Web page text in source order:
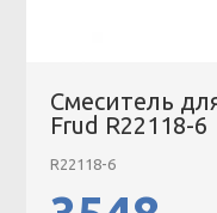
Смеситель
Frud R22118-6
R22118-6